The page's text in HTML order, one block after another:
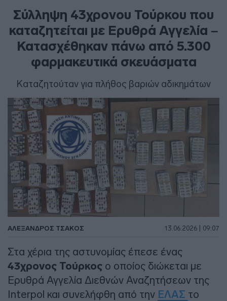
Σύλληψη 43χρονου Τούρκου που
καταζητείται με Ερυθρά Αγγελία –
Κατασχέθηκαν πάνω από 5.300
φαρμακευτικά σκευάσματα
Καταζητούταν για πλήθος βαριών αδικημάτων
ΑΛΈΞΑΝΔΡΟΣ ΤΣΆΚΟΣ 13.06.2026 | 09:07
Στα χέρια της αστυνομίας έπεσε ένας
43χρονος Τούρκος ο οποίος διώκεται με
Ερυθρά Αγγελία Διεθνών Αναζητήσεων της
Interpol και συνελήφθη από την ΕΛΑΣ το